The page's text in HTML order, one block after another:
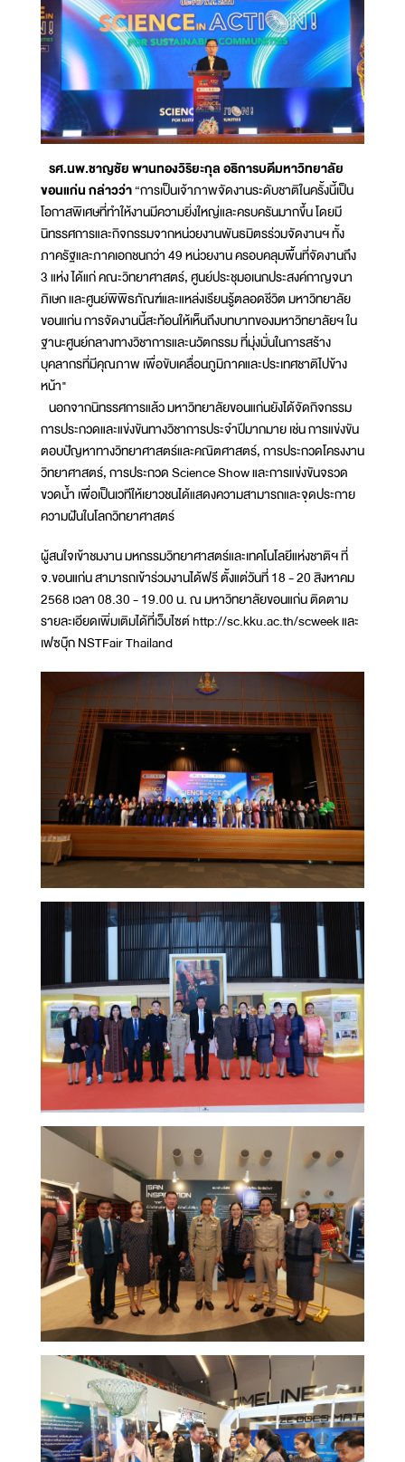
รศ.นพ.ชาญชัย พานทองวิริยะกุล อธิการบดีมหาวิทยาลัย
ขอนแก่น กล่าวว่า“การเป็นเจ้าภาพจัดงานระดับชาติในครั้งนี้เป็น
โอกาสพิเศษที่ทำให้งานมีความยิ่งใหญ่และครบครันมากขึ้น โดยมี
นิทรรศการและกิจกรรมจากหน่วยงานพันธมิตรร่วมจัดงานฯ ทั้ง
ภาครัฐและภาคเอกชนกว่า 49 หน่วยงาน ครอบคลุมพื้นที่จัดงานถึง
3 แห่ง ได้แก่ คณะวิทยาศาสตร์, ศูนย์ประชุมอเนกประสงค์กาญจนา
ภิเษก และศูนย์พิพิธภัณฑ์และแหล่งเรียนรู้ตลอดชีวิต มหาวิทยาลัย
ขอนแก่น การจัดงานนี้สะท้อนให้เห็นถึงบทบาทของมหาวิทยาลัยฯ ใน
ฐานะศูนย์กลางทางวิชาการและนวัตกรรม ที่มุ่งมั่นในการสร้าง
บุคลากรที่มีคุณภาพ เพื่อขับเคลื่อนภูมิภาคและประเทศชาติไปข้าง
หน้า"
นอกจากนิทรรศการแล้ว มหาวิทยาลัยขอนแก่นยังได้จัดกิจกรรม
การประกวดและแข่งขันทางวิชาการประจำปีมากมาย เช่น การแข่งขัน
ตอบปัญหาทางวิทยาศาสตร์และคณิตศาสตร์, การประกวดโครงงาน
วิทยาศาสตร์, การประกวด Science Show และการแข่งขันจรวด
ขวดน้ำ เพื่อเป็นเวทีให้เยาวชนได้แสดงความสามารถและจุดประกาย
ความฝันในโลกวิทยาศาสตร์
ผู้สนใจเข้าชมงาน มหกรรมวิทยาศาสตร์และเทคโนโลยีแห่งชาติฯ ที่
จ.ขอนแก่น สามารถเข้าร่วมงานได้ฟรี ตั้งแต่วันที่ 18 - 20 สิงหาคม
2568 เวลา 08.30 - 19.00 น. ณ มหาวิทยาลัยขอนแก่น ติดตาม
รายละเอียดเพิ่มเติมได้ที่เว็บไซต์ http://sc.kku.ac.th/scweek และ
เฟซบุ๊ก NSTFair Thailand